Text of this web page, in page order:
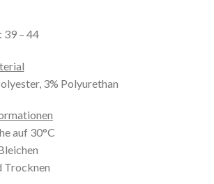
39 – 44
3% Polyurethan
auf 30°C
Trocknen